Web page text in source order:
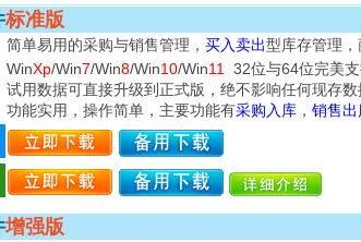
标准版
简单易用的采购与销售管理， 买入卖出型库存管理，
WinXp/Win7/Win8/Win10/Win11
32位与64位完美
试用数据可直接升级到正式版，绝不影响任何现存数
功能实用，操作简单，主要功能有采购入库 ， 销售出
增强版